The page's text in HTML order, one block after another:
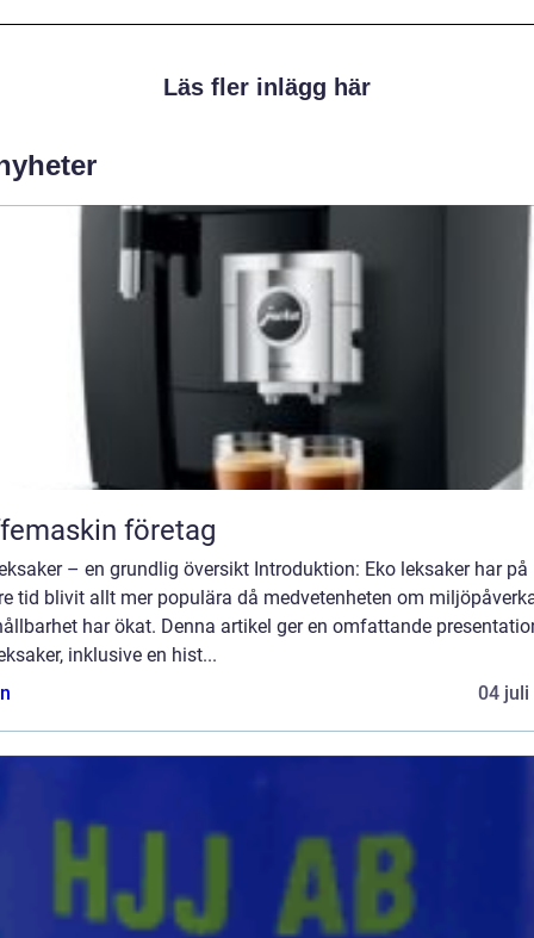
Läs fler inlägg här
företag
– en grundlig översikt Introduktion: Eko leksaker har på
tid blivit allt mer populära då medvetenheten om
har ökat. Denna artikel ger en omfattande
inklusive en hist...
04 juli